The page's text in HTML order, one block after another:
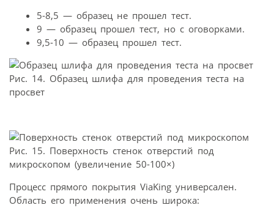
5-8,5 — образец не прошел тест.
9 — образец прошел тест, но с оговорками.
9,5-10 — образец прошел тест.
Рис. 14. Образец шлифа для проведения теста на
просвет
Рис. 15. Поверхность стенок отверстий под
микроскопом (увеличение 50-100×)
Процесс прямого покрытия ViaKing универсален.
Область его применения очень широка: